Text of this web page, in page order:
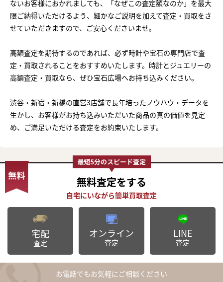
ないお客様におかれましても、「なぜこの査定額なのか」を最大
限ご納得いただけるよう、細かなご説明を加えて査定・買取をさ
せていただきますので、ご安心くださいませ。
高額査定を期待するのであれば、必ず時計や宝石の専門店で査
定・買取されることをおすすめいたします。時計とジュエリーの
高額査定・買取なら、ぜひ宝石広場へお持ち込みください。
渋谷・新宿・新橋の直営3店舗で長年培ったノウハウ・データを
生かし、お客様がお持ち込みいただいた商品の真の価値を見定
め、ご満足いただける査定をお約束いたします。
無料査定をする
宅配
査定
オンライン
査定
LINE
査定
お電話でもお気軽にご相談ください